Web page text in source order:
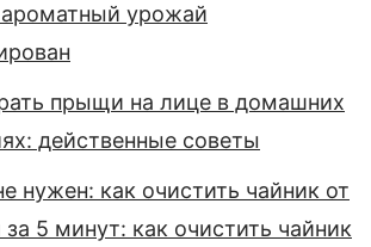
ароматный урожай
прыщи на лице в домашних
действенные советы
нужен: как очистить чайник от
за 5 минут: как очистить чайник